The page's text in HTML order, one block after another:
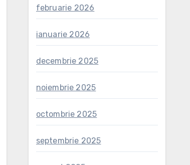
februarie 2026
ianuarie 2026
decembrie 2025
noiembrie 2025
octombrie 2025
septembrie 2025